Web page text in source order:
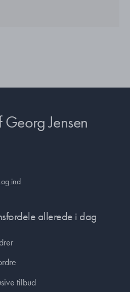
Jensen
ind
allerede i dag
tilbud